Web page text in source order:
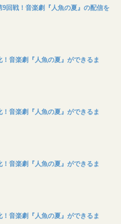
9回戦！音楽劇『人魚の夏』の配信を
！音楽劇『人魚の夏』ができるま
！音楽劇『人魚の夏』ができるま
！音楽劇『人魚の夏』ができるま
！音楽劇『人魚の夏』ができるま